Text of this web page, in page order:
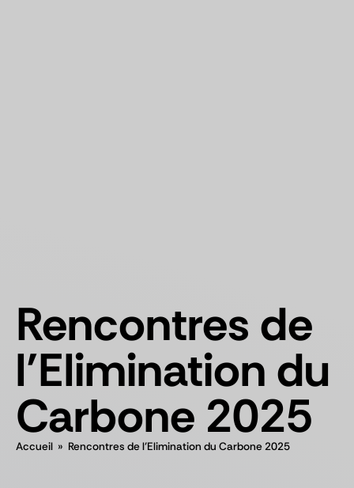
Rencontres de
l’Elimination du
Carbone 2025
Accueil » Rencontres de l’Elimination du Carbone 2025